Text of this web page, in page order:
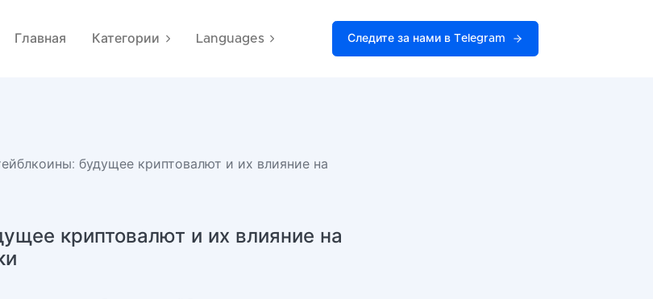
Главная Категории Languages Следите за нами в Telegram
будущее криптовалют и их влияние на
криптовалют и их влияние на